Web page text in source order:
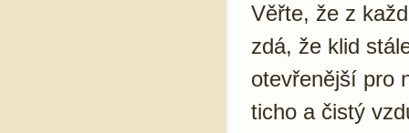
Věřte, že z
zdá, že klid
otevřenější pro
ticho a čistý